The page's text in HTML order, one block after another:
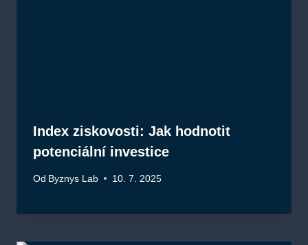
Index ziskovosti: Jak hodnotit
potenciální investice
Od Byznys Lab 10. 7. 2025